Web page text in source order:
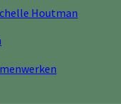
Houtman